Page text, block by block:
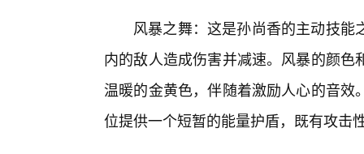
风暴之舞：这是孙尚香的主动技
内的敌人造成伤害并减速。风暴的颜
温暖的金黄色，伴随着激励人心的音
位提供一个短暂的能量护盾，既有攻击